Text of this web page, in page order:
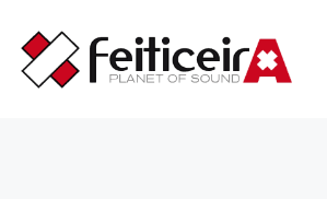
contenido